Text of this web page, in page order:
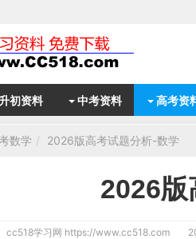
初资料 中考资料 高考资
数学 2026版高考试题分析-数学
2026版
cc518学习网 https://www.cc518.com